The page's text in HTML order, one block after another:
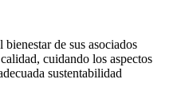
de sus asociados
cuidando los aspectos
sustentabilidad